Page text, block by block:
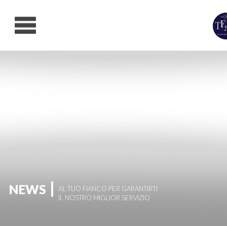
NEWS
AL TUO FIANCO PER GARANTIRTI
IL NOSTRO MIGLIOR SERVIZIO